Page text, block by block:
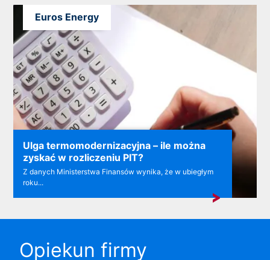
Ulga termomodernizacyjna – ile można
zyskać w rozliczeniu PIT?
Z danych Ministerstwa Finansów wynika, że w ubiegłym
roku...
Euros Energy
Opiekun firmy